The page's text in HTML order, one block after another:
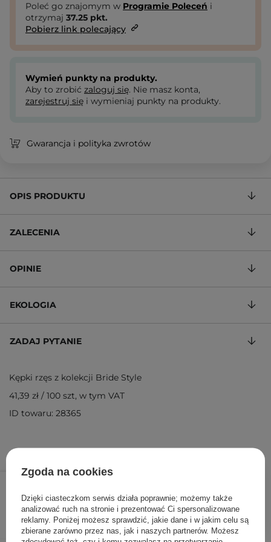
14,90 zł
DODAJ DO KOSZYKA
Poleć go znajomym w Programie Poleceń i
otrzymaj 37.25 pkt.
Pobierz link polecający
Wymień punkty na produkty.
Aby to zrobić zaloguj się. Nie masz konta,
zarejestruj się i wymieniaj punkty na produkty.
Gwarancja i polityka zwrotów
OPIS PRODUKTU
ZALECENIA
OPINIE
EKOLOGIA
ZADAJ PYTANIE
Kępki rzęs z kolekcji Bride Style
41,39 zł / 100 szt, w tym VAT
ID towaru: 28365
Zgoda na cookies
Dzięki ciasteczkom serwis działa poprawnie; możemy także
analizować ruch na stronie i prezentować Ci spersonalizowane
reklamy. Poniżej możesz sprawdzić, jakie dane i w jakim celu są
zbierane zarówno przez nas, jak i naszych partnerów. Możesz